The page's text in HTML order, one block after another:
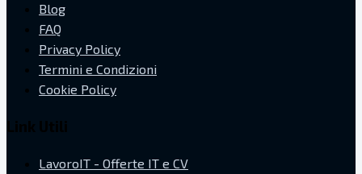
Blog
FAQ
Privacy Policy
Termini e Condizioni
Cookie Policy
LavoroIT - Offerte IT e CV